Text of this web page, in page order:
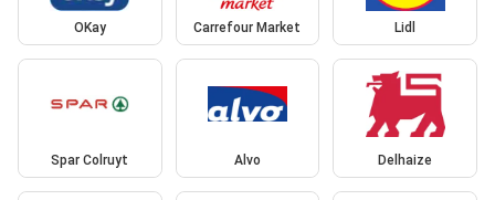
OKay Carrefour Market Lidl
Spar Colruyt Alvo Delhaize